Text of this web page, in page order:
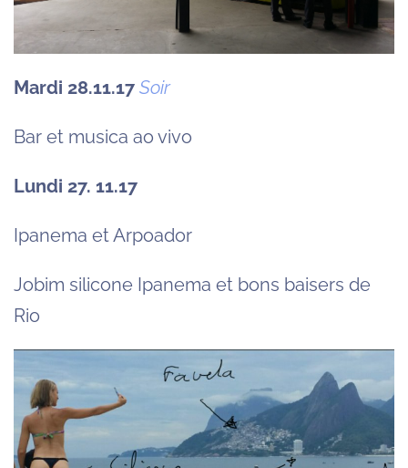
Mardi 28.11.17 Soir
Bar et musica ao vivo
Lundi 27. 11.17
Ipanema et Arpoador
Jobim silicone Ipanema et bons baisers de
Rio